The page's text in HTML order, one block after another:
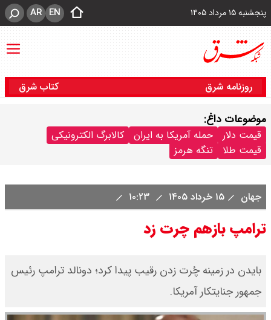
پنجشنبه ۱۵ مرداد ۱۴۰۵ EN
AR
روزنامه شرق کتاب شرق
موضوعات داغ:
قیمت دلار حمله آمریکا به ایران
کالابرگ الکترونیکی
قیمت طلا
تنگه هرمز
جهان ۱۵ خرداد ۱۴۰۵
ترامپ بازهم چرت زد
بایدن در زمینه چُرت زدن رقیب پیدا کرد؛ دونالد ترامپ رئیس
جمهور جنایتکار آمریکا.